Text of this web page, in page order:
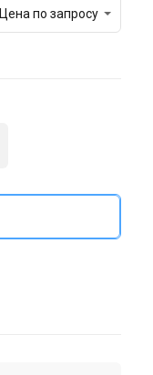
Цена по запросу